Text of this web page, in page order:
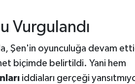
Vurgulandı
Şen'in oyunculuğa devam
biçimde belirtildi. Yani hem
iddiaları gerçeği